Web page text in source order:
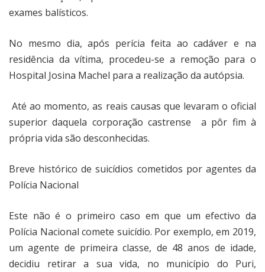
exames balísticos.
No mesmo dia, após perícia feita ao cadáver e na
residência da vítima, procedeu-se a remoção para o
Hospital Josina Machel para a realização da autópsia.
Até ao momento, as reais causas que levaram o oficial
superior daquela corporação castrense
a pôr fim à
própria vida são desconhecidas.
Breve histórico de suicídios cometidos por agentes da
Polícia Nacional
Este não é o primeiro caso em que um efectivo da
Polícia Nacional comete suicídio. Por exemplo, em 2019,
um agente de primeira classe, de 48 anos de idade,
decidiu retirar a sua vida, no município do Puri,